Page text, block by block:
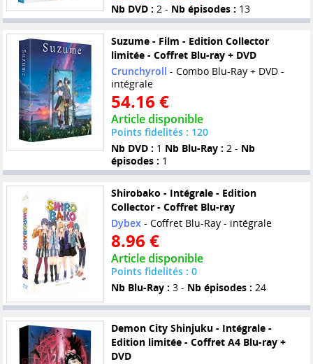
Nb DVD : 2 - Nb épisodes : 13
Suzume - Film - Edition Collector
limitée - Coffret Blu-ray + DVD
Crunchyroll - Combo Blu-Ray + DVD -
intégrale
54.16 €
Article disponible
Points fidelités : 120
Nb DVD : 1 Nb Blu-Ray : 2 - Nb
épisodes : 1
Shirobako - Intégrale - Edition
Collector - Coffret Blu-ray
Dybex - Coffret Blu-Ray - intégrale
8.96 €
Article disponible
Points fidelités : 0
Nb Blu-Ray : 3 - Nb épisodes : 24
Demon City Shinjuku - Intégrale -
Edition limitée - Coffret A4 Blu-ray +
DVD